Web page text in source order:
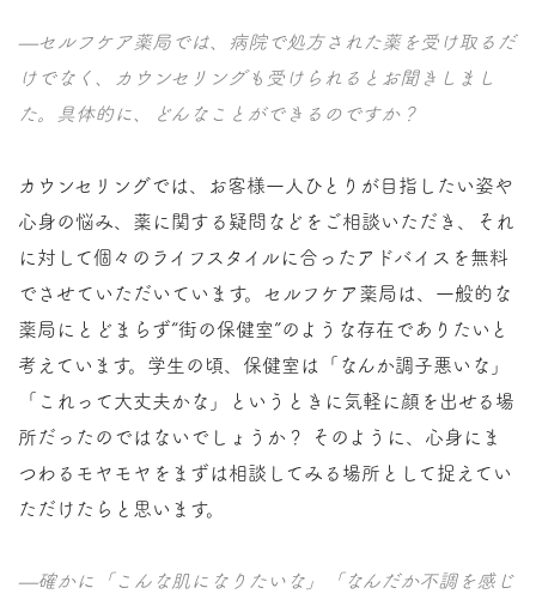
—セルフケア薬局では、病院で処方された薬を受け取るだ
けでなく、カウンセリングも受けられるとお聞きしまし
た。具体的に、どんなことができるのですか？
カウンセリングでは、お客様一人ひとりが目指したい姿や
心身の悩み、薬に関する疑問などをご相談いただき、それ
に対して個々のライフスタイルに合ったアドバイスを無料
でさせていただいています。セルフケア薬局は、一般的な
薬局にとどまらず“街の保健室”のような存在でありたいと
考えています。学生の頃、保健室は「なんか調子悪いな」
「これって大丈夫かな」というときに気軽に顔を出せる場
所だったのではないでしょうか？ そのように、心身にま
つわるモヤモヤをまずは相談してみる場所として捉えてい
ただけたらと思います。
—確かに「こんな肌になりたいな」「なんだか不調を感じ